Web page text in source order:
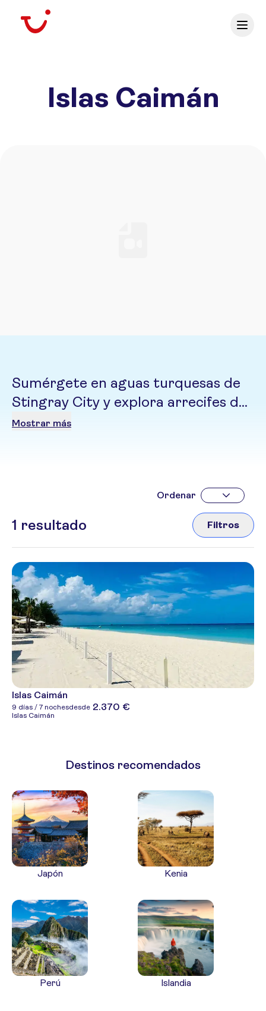
Islas Caimán
Sumérgete en aguas turquesas de
Stingray City y explora arrecifes de
coral vibrantes. Las Islas Caimán son
Mostrar más
1 resultado
Ordenar
Filtros
Islas Caimán
9 días / 7 nochesdesde 2.370 €
Islas Caimán
Destinos recomendados
Japón Kenia
Perú Islandia